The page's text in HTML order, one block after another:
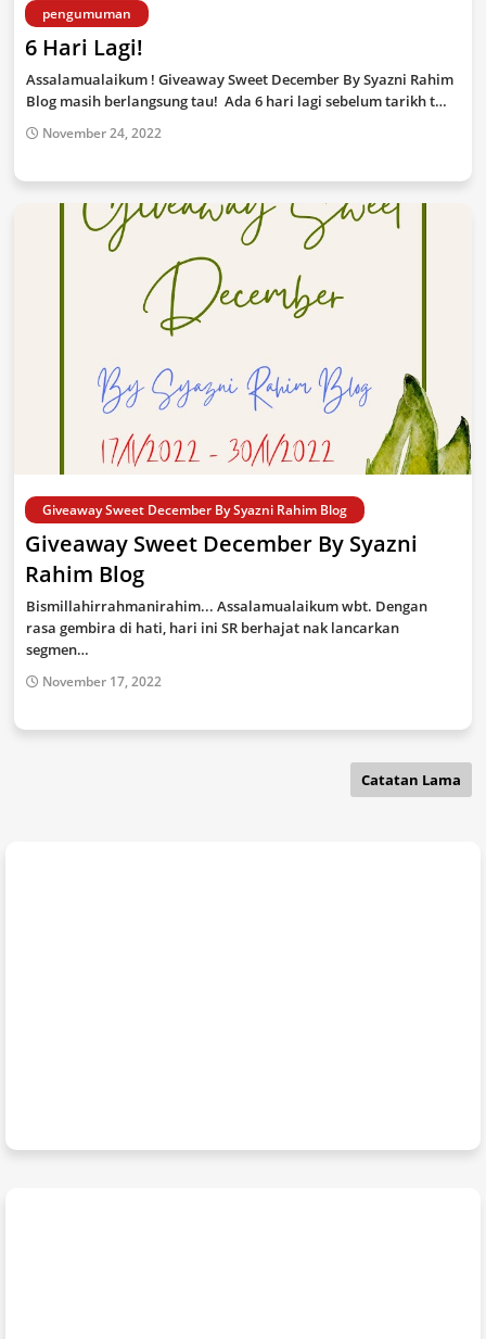
pengumuman
6 Hari Lagi!
Assalamualaikum ! Giveaway Sweet December By Syazni Rahim
Blog masih berlangsung tau! Ada 6 hari lagi sebelum tarikh t…
November 24, 2022
Giveaway Sweet December By Syazni Rahim Blog
Giveaway Sweet December By Syazni
Rahim Blog
Bismillahirrahmanirahim... Assalamualaikum wbt. Dengan
rasa gembira di hati, hari ini SR berhajat nak lancarkan
segmen…
November 17, 2022
Catatan Lama